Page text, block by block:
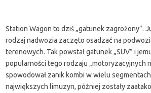
Station Wagon to dziś „gatunek zagrożony”.
rodzaj nadwozia zaczęto osadzać na
terenowych. Tak powstał gatunek „SUV” i
popularności tego rodzaju „motoryzacyjnych
spowodował zanik kombi w wielu
największych limuzyn, później zostały